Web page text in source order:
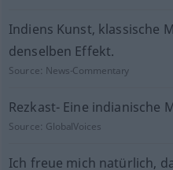
Indiens Kunst, klassische
denselben Effekt.
Source: News-Commentary
Rezkast- Eine indianische
Source: GlobalVoices
Ich freue mich natürlich,